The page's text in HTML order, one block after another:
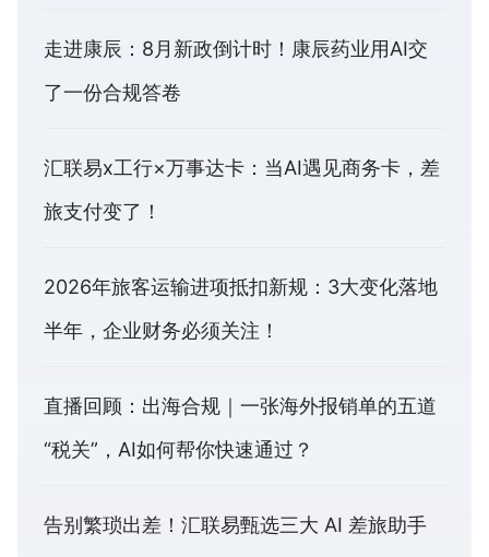
走进康辰：8月新政倒计时！康辰药业用AI交
了一份合规答卷
汇联易x工行×万事达卡：当AI遇见商务卡，差
旅支付变了！
2026年旅客运输进项抵扣新规：3大变化落地
半年，企业财务必须关注！
直播回顾：出海合规｜一张海外报销单的五道
“税关”，AI如何帮你快速通过？
告别繁琐出差！汇联易甄选三大 AI 差旅助手